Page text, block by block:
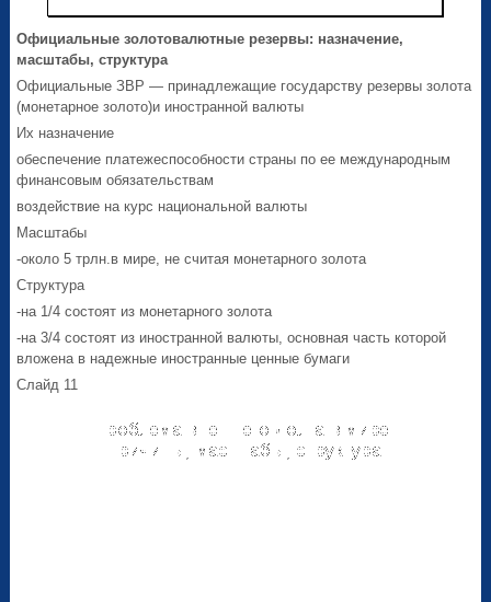
Официальные золотовалютные резервы: назначение,
масштабы, структура
Официальные ЗВР — принадлежащие государству резервы золота
(монетарное золото)и иностранной валюты
Их назначение
обеспечение платежеспособности страны по ее международным
финансовым обязательствам
воздействие на курс национальной валюты
Масштабы
-около 5 трлн.в мире, не считая монетарного золота
Структура
-на 1/4 состоят из монетарного золота
-на 3/4 состоят из иностранной валюты, основная часть которой
вложена в надежные иностранные ценные бумаги
Слайд 11